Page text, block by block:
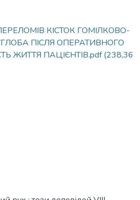
КІСТОК ГОМІЛКОВО-
ПІСЛЯ ОПЕРАТИВНОГО
ЖИТТЯ ПАЦІЄНТІВ.pdf(238,36